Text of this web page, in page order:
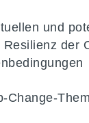
und
der
Change-